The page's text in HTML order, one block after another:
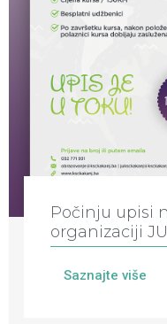
Počinju upisi
organizaciji
Saznajte više